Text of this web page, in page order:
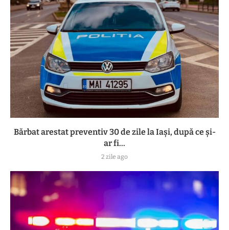
Bărbat arestat preventiv 30 de zile la Iași, după ce și-
ar fi...
2 zile ago